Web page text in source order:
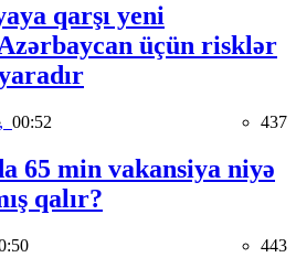
qarşı yeni
üçün risklər
00:52 437
65 min vakansiya niyə
qalır?
443